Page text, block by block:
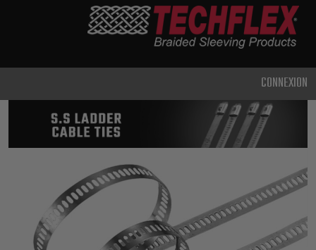
INTENSIF
MÉTAL ET
BLINDAGE
TECHNOLOGIE
AVANCÉE
HAUTE
TEMPÉRATURE
CONNEXION